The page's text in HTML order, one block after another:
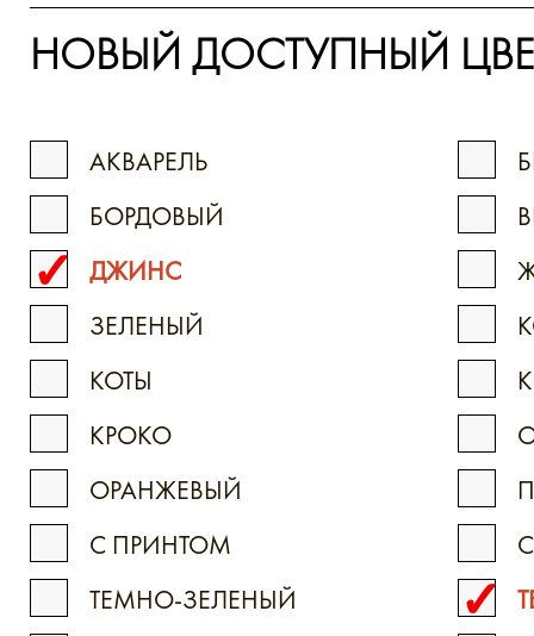
НОВЫЙ ДОСТУПНЫЙ
АКВАРЕЛЬ
БОРДОВЫЙ
ДЖИНС
ЗЕЛЕНЫЙ
КОТЫ
КРОКО
ОРАНЖЕВЫЙ
С ПРИНТОМ
ТЕМНО-ЗЕЛЕНЫЙ